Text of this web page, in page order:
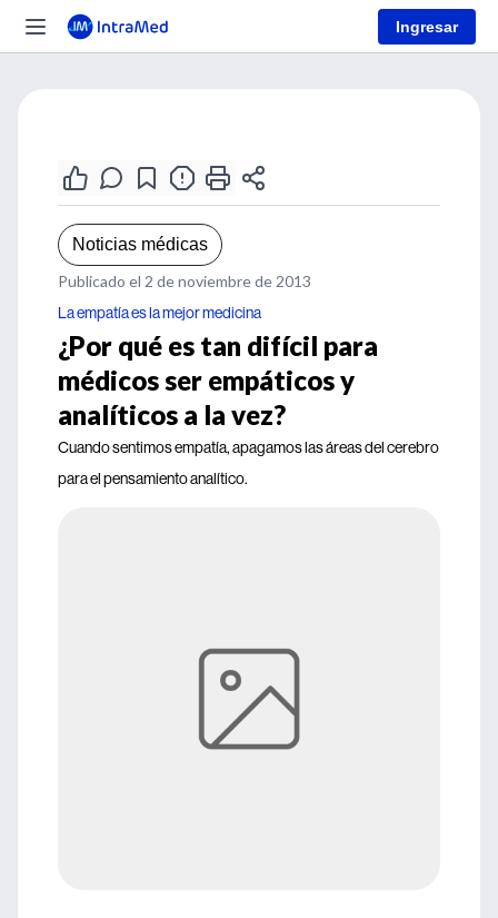
Ingresar
Noticias médicas
Publicado el 2 de noviembre de 2013
La empatía es la mejor medicina
¿Por qué es tan difícil para
médicos ser empáticos y
analíticos a la vez?
Cuando sentimos empatía, apagamos las áreas del cerebro
para el pensamiento analítico.